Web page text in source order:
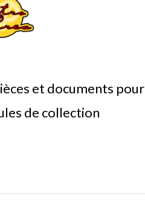
et documents pour
de collection